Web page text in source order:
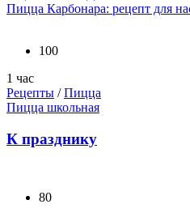
Пицца Карбонара: рецепт для
100
1 час
Рецепты /Пицца
Пицца школьная
К празднику
80